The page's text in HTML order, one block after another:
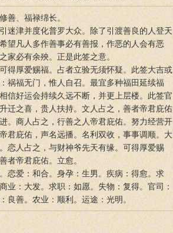
善、福禄绵长。
迷津并度化普罗大众。除了引渡善良的人登天
望凡人多作善事必有善报，作恶的人会有恶
家必有余殃。正是此签之意。
得厚爱赐福。占者立验无须怀疑。此签大吉或
祸福无门，惟人自召。最宜多种福田延续福
信好运会持续久远不断，并更上层楼。此签官
迁之喜，贵人扶持。文人占之，善者帝君庇佑
。商人占之，行善之人帝君庇佑。努力经营开
君庇佑，声名远播。名利双收，事事调顺。大
恋人占之，与财神爷先天有缘。可得厚爱赐
者帝君庇佑。立愈。
恋爱：和合。身孕：生男。疾病：得愈。求
业：大发。求职：如愿。失物：复得。官司：
良善。农业：顺利。运途：光明。